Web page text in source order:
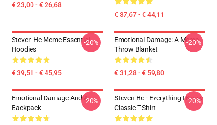
€ 23,00 - € 26,68
€ 37,67 - € 44,11
Steven He Meme Essential
Hoodies
€ 39,51 - € 45,95
-20%
Emotional Damage: A Meme
Throw Blanket
€ 31,28 - € 59,80
-20%
Emotional Damage And A
Backpack
-20%
Steven He - Everything I Know
Classic T-Shirt
-20%